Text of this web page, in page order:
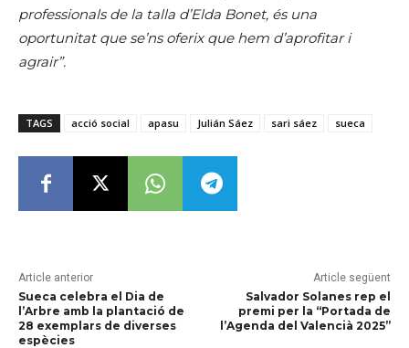
professionals de la talla d’Elda Bonet, és una
oportunitat que se’ns oferix que hem d’aprofitar i
agrair”.
TAGS acció social apasu Julián Sáez sari sáez sueca
Article anterior
Sueca celebra el Dia de
l’Arbre amb la plantació de
28 exemplars de diverses
espècies
Article següent
Salvador Solanes rep el
premi per la “Portada de
l’Agenda del Valencià 2025”